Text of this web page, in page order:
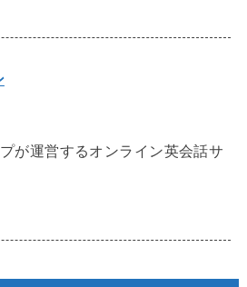
が運営するオンライン英会話サ